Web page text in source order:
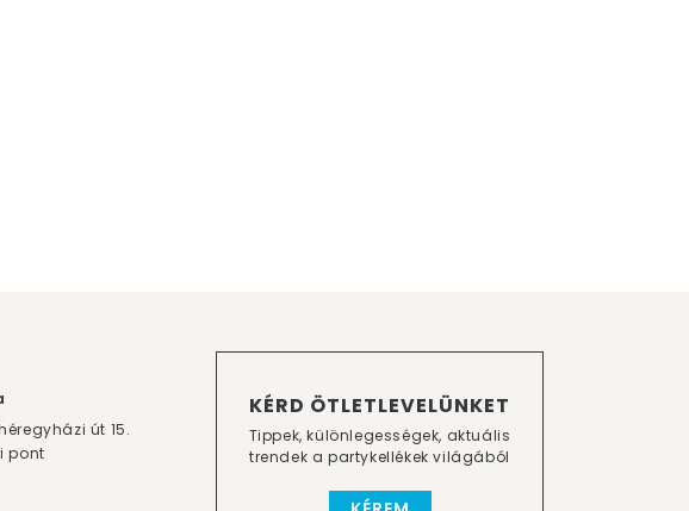
KÉRD ÖTLETLEVELÜNKET
Tippek, különlegességek, aktuális
trendek a partykellékek világából
út 15.
pont